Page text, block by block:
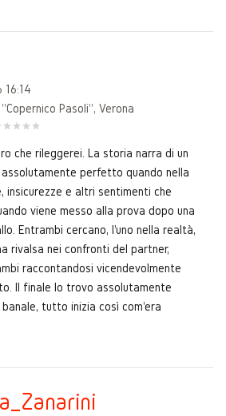
16:14
"Copernico Pasoli", Verona
che rileggerei. La storia narra di un
perfetto quando nella
insicurezze e altri sentimenti che
viene messo alla prova dopo una
Entrambi cercano, l'uno nella realtà,
rivalsa nei confronti del partner,
raccontandosi vicendevolmente
Il finale lo trovo assolutamente
tutto inizia così com'era